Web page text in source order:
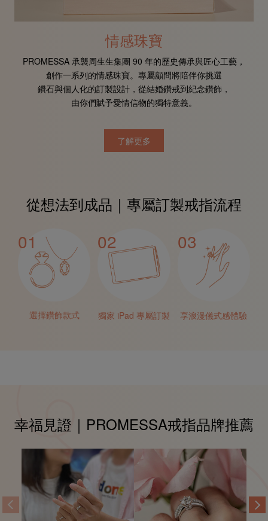
情感珠寶
PROMESSA 承襲周生生集團 90 年的歷史傳承與匠心工藝，
創作一系列的情感珠寶。 專屬顧問將陪伴你挑選
鑽石與個人化的訂製設計， 從結婚鑽戒到紀念鑽飾，
由你們賦予愛情信物的獨特意義。
了解更多
從想法到成品｜ 專屬訂製戒指流程
01
選擇鑽飾款式
02
獨家 iPad 專屬訂製
03
享浪漫儀式感體驗
幸福見證｜ PROMESSA戒指品牌推薦